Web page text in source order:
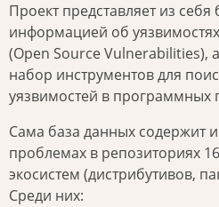
Проект представляет из себя
информацией об
(Open Source Vulnerabilities),
набор инструментов для
уязвимостей в программных
Сама база данных содержит
проблемах в репозиториях
экосистем (дистрибутивов,
Среди них: